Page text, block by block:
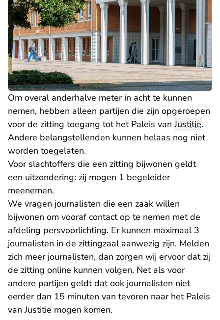
Om overal anderhalve meter in acht te kunnen
nemen, hebben alleen partijen die zijn opgeroepen
voor de zitting toegang tot het Paleis vanJustitie.
Andere belangstellenden kunnen helaas nog niet
worden toegelaten.
Voor slachtoffers die een zitting bijwonen geldt
een uitzondering: zij mogen 1 begeleider
meenemen.
We vragen journalisten die een zaak willen
bijwonen om vooraf contact op te nemen met de
afdeling persvoorlichting. Er kunnen maximaal 3
journalisten in de zittingzaal aanwezig zijn. Melden
zich meer journalisten, dan zorgen wij ervoor dat zij
de zitting online kunnen volgen. Net als voor
andere partijen geldt dat ook journalisten niet
eerder dan 15 minuten van tevoren naar het Paleis
van Justitie mogen komen.